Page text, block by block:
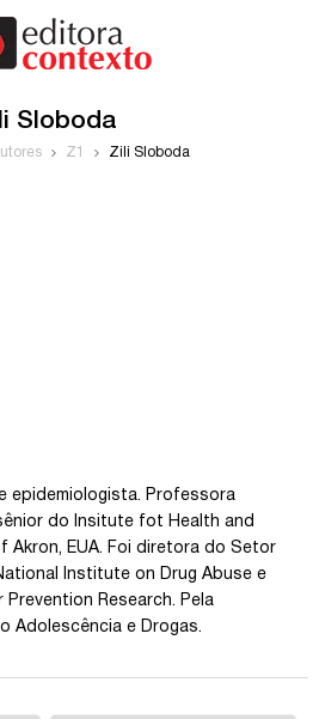
Sloboda
Z1 Zili Sloboda
epidemiologista. Professora
do Insitute fot Health and
Akron, EUA. Foi diretora do Setor
Institute on Drug Abuse e
Research. Pela
Adolescência e Drogas.